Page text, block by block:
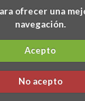
ofrecer una
navegación.
Acepto
No acepto